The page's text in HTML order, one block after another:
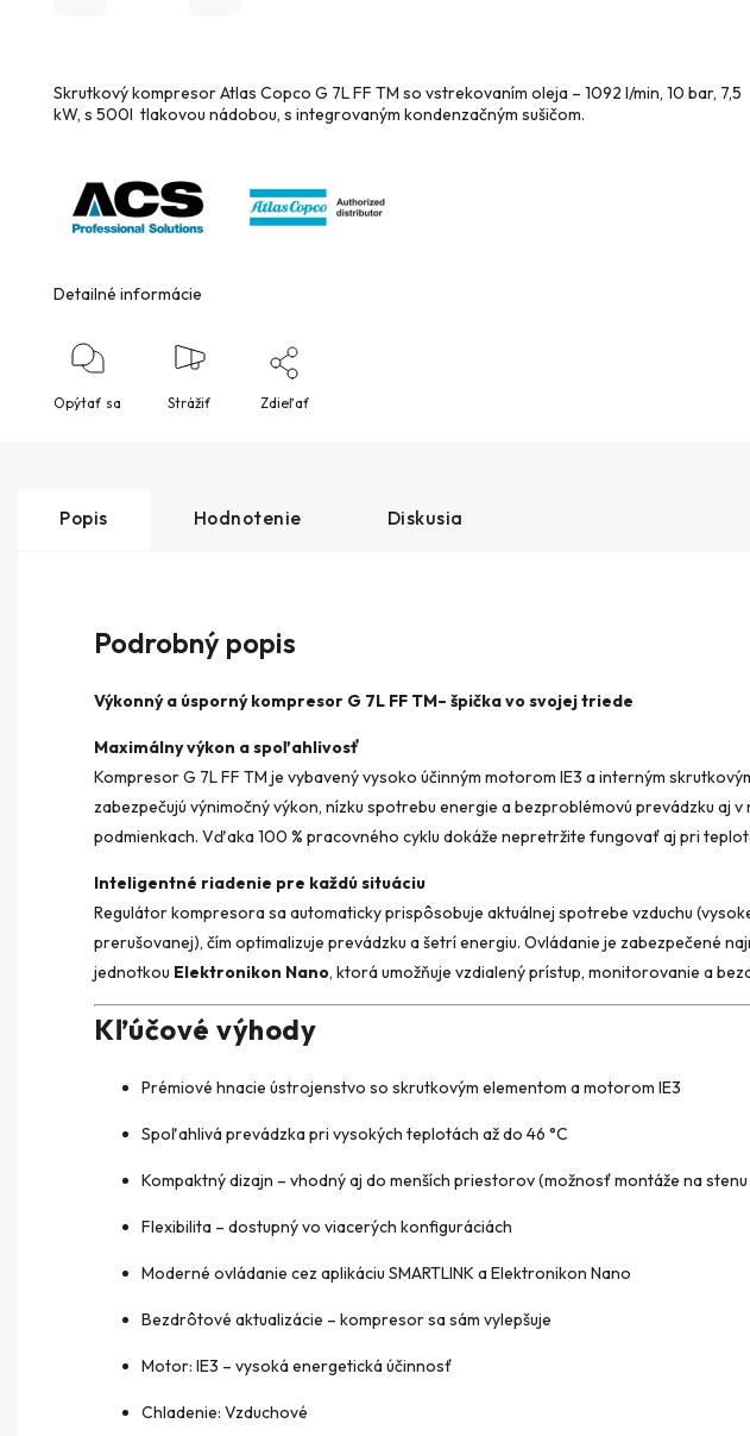
Skrutkový kompresor Atlas Copco G 7L FF TM so vstrekovaním oleja – 1092 l/min, 10 bar, 7,5
kW, s 500l tlakovou nádobou, s integrovaným kondenzačným sušičom.
Detailné informácie
Opýtať sa Strážiť Zdieľať
Popis Hodnotenie Diskusia
Podrobný popis
Výkonný a úsporný kompresor G 7L FF TM– špička vo svojej triede
Maximálny výkon a spoľahlivosť
Kompresor G 7L FF TM je vybavený vysoko účinným motorom IE3 a interným
zabezpečujú výnimočný výkon, nízku spotrebu energie a bezproblémovú prevádzku aj v
podmienkach. Vďaka 100 % pracovného cyklu dokáže nepretržite fungovať aj pri
Inteligentné riadenie pre každú situáciu
Regulátor kompresora sa automaticky prispôsobuje aktuálnej spotrebe vzduchu
prerušovanej), čím optimalizuje prevádzku a šetrí energiu. Ovládanie je zabezpečené
jednotkou Elektronikon Nano, ktorá umožňuje vzdialený prístup, monitorovanie a
Kľúčové výhody
Prémiové hnacie ústrojenstvo so skrutkovým elementom a motorom IE3
Spoľahlivá prevádzka pri vysokých teplotách až do 46 °C
Kompaktný dizajn – vhodný aj do menších priestorov (možnosť montáže na
Flexibilita – dostupný vo viacerých konfiguráciách
Moderné ovládanie cez aplikáciu SMARTLINK a Elektronikon Nano
Bezdrôtové aktualizácie – kompresor sa sám vylepšuje
Motor: IE3 – vysoká energetická účinnosť
Chladenie: Vzduchové